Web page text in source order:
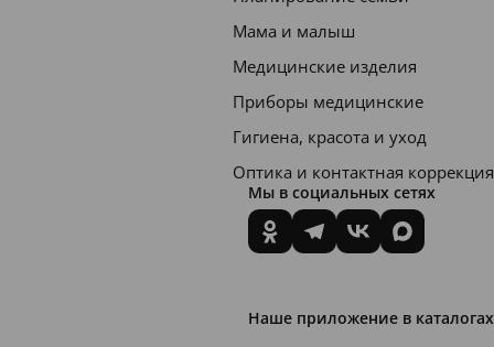
Мама и малыш
Медицинские изделия
Приборы медицинские
Гигиена, красота и уход
Оптика и контактная коррекция
Мы в социальных сетях
Наше приложение в каталогах